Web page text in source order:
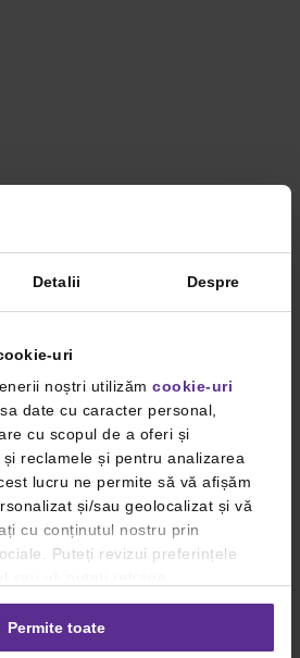
Detalii Despre
uri
noștri utilizăm cookie-uri
date cu caracter personal,
cu scopul de a oferi și
reclamele și pentru analizarea
lucru ne permite să vă afișăm
și/sau geolocalizat și vă
cu conținutul nostru prin
Puteți revizui preferințele
făcând click pe linkul către
uri.
Permite toate